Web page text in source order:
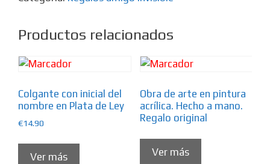
Productos relacionados
Colgante con inicial del
nombre en Plata de Ley
€14.90
Ver más
Obra de arte en pintura
acrílica. Hecho a mano.
Regalo original
Ver más